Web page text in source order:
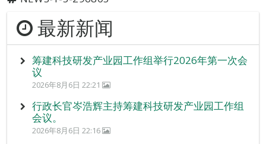
最新新闻
筹建科技研发产业园工作组举行2026年第一次会
议
2026年8月6日 22:21
行政长官岑浩辉主持筹建科技研发产业园工作组
会议。
2026年8月6日 22:16